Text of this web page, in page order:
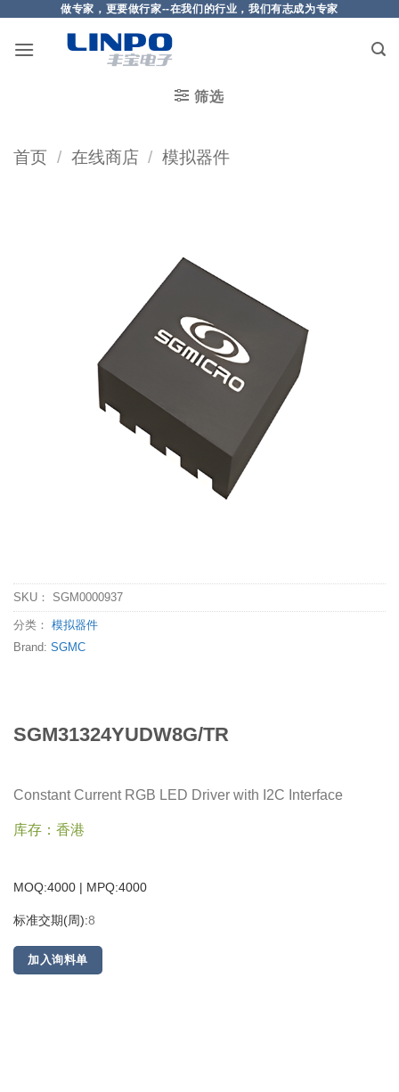
做专家，更要做行家--在我们的行业，我们有志成为专家
筛选
首页 / 在线商店 / 模拟器件
SKU： SGM0000937
分类： 模拟器件
Brand: SGMC
SGM31324YUDW8G/TR
Constant Current RGB LED Driver with I2C Interface
库存：香港
MOQ:4000 | MPQ:4000
标准交期(周):8
加入询料单